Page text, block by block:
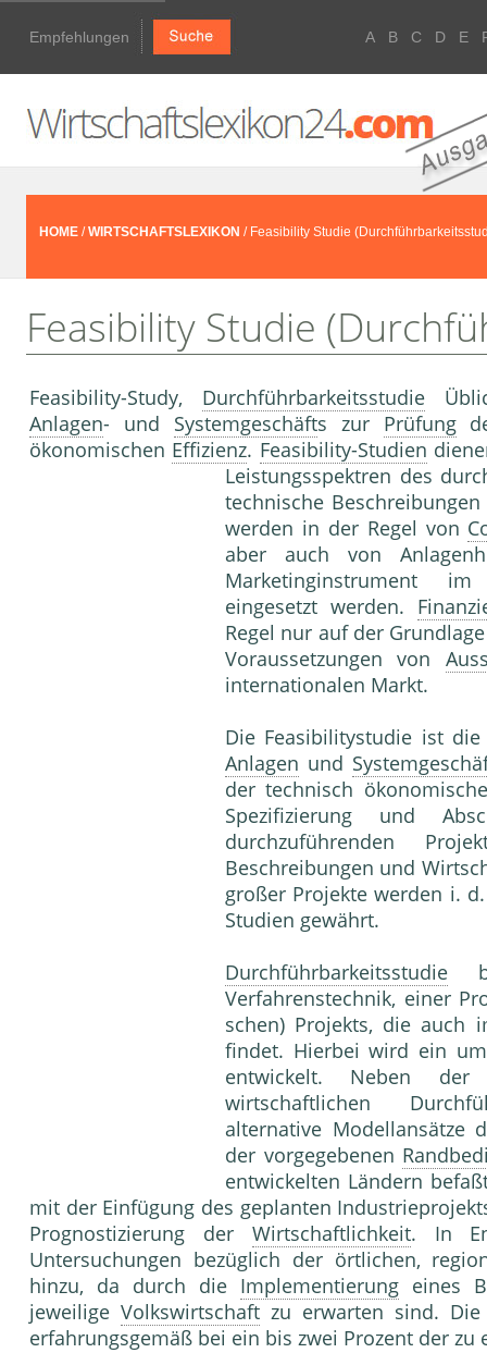
Empfehlungen A B C D E
HOME /WIRTSCHAFTSLEXIKON / Feasibility Studie
Feasibility Studie
Feasibility-Study, Durchführbarkeitsstudie
Anlagen- und Systemgeschäfts zur Prüfung
ökonomischen Effizienz. Feasibility-Studien
Leistungsspektren des
technische
werden in der Regel von
aber auch von
Marketinginstrument im
eingesetzt werden.
Regel nur auf der
Voraussetzungen von
internationalen Markt.
Die Feasibilitystudie ist
Anlagen und
der technisch
Spezifizierung und
durchzuführenden
Beschreibungen und
großer Projekte werden i.
Studien gewährt.
Durchführbarkeitsstudie
Verfahrenstechnik, einer
schen) Projekts, die auch
findet. Hierbei wird ein
entwickelt. Neben
wirtschaftlichen
alternative Modellansätze
der vorgegebenen
entwickelten Ländern
mit der Einfü­gung des geplanten
Prognosti­zierung der Wirtschaftlichkeit. In
Untersu­chungen bezüglich der örtlichen,
hinzu, da durch die Implementierung eines
jeweilige Volkswirtschaft zu erwarten sind.
erfah­rungsgemäß bei ein bis zwei Prozent der